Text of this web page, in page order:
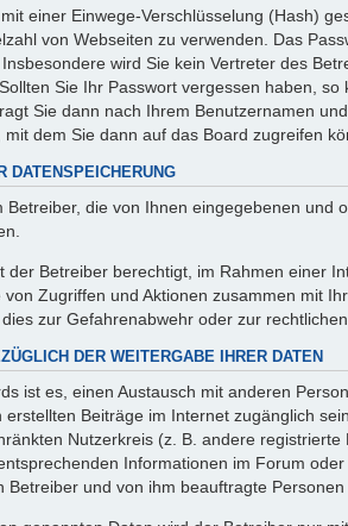
einer Einwege-Verschlüsselung (Hash)
von Webseiten zu verwenden. Das
wird Sie kein Vertreter des
Sie Ihr Passwort vergessen haben,
Sie dann nach Ihrem Benutzernamen
mit dem Sie dann auf das Board zugreifen
DATENSPEICHERUNG
Betreiber, die von Ihnen eingegebenen
der Betreiber berechtigt, im Rahmen einer
von Zugriffen und Aktionen zusammen mit
zur Gefahrenabwehr oder zur
DER WEITERGABE IHRER DATEN
ist es, einen Austausch mit anderen
erstellten Beiträge im Internet zugänglich
Nutzerkreis (z. B. andere
Informationen im Forum
Betreiber und von ihm beauftragte